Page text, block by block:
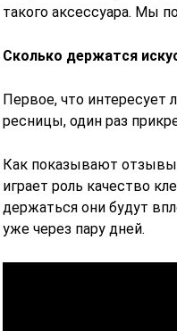
такого аксессуара. Мы
Сколько держатся
Первое, что
ресницы, один раз
Как показывают
играет роль качество
держаться они будут
уже через пару дней.